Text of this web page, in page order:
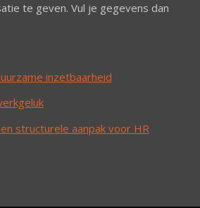
te geven. Vul je gegevens dan
inzetbaarheid
structurele aanpak voor HR